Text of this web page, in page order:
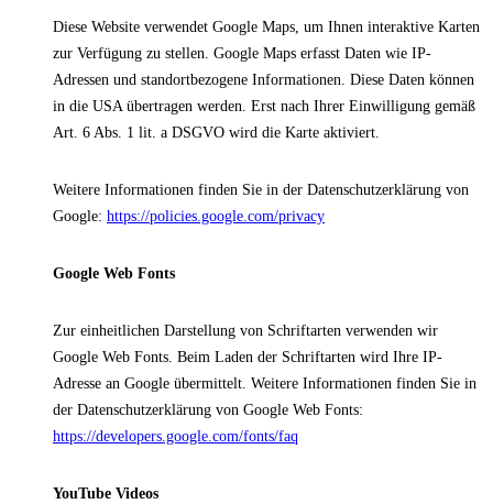
Diese Website verwendet Google Maps, um Ihnen interaktive Karten
zur Verfügung zu stellen. Google Maps erfasst Daten wie IP-
Adressen und standortbezogene Informationen. Diese Daten können
in die USA übertragen werden. Erst nach Ihrer Einwilligung gemäß
Art. 6 Abs. 1 lit. a DSGVO wird die Karte aktiviert.
Weitere Informationen finden Sie in der Datenschutzerklärung von
Google: https://policies.google.com/privacy
Google Web Fonts
Zur einheitlichen Darstellung von Schriftarten verwenden wir
Google Web Fonts. Beim Laden der Schriftarten wird Ihre IP-
Adresse an Google übermittelt. Weitere Informationen finden Sie in
der Datenschutzerklärung von Google Web Fonts:
https://developers.google.com/fonts/faq
YouTube Videos